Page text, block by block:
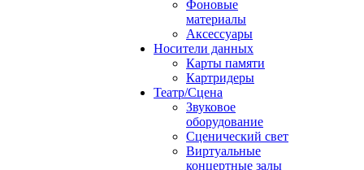
Фоновые
материалы
Аксессуары
Носители данных
Карты памяти
Картридеры
Театр/Сцена
Звуковое
оборудование
Сценический свет
Виртуальные
концертные залы